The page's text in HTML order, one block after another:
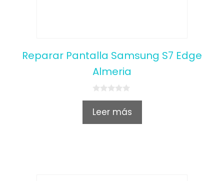
Reparar Pantalla Samsung S7 Edge
Almeria
0
u
Leer más